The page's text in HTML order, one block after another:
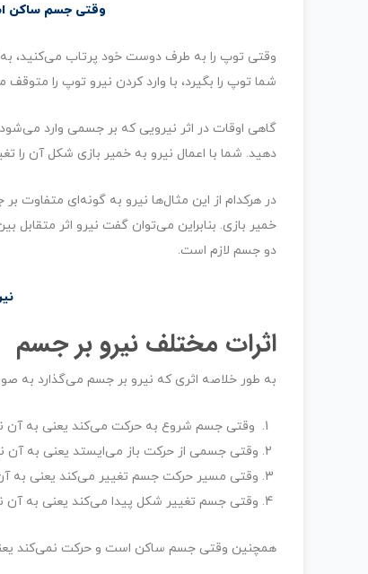
وقتی جسم ساکن
وقتی توپ را به طرف دوست خود پرتاب می‌کنید،
شما توپ را بگیرد، با وارد کردن نیرو توپ را
گاهی اوقات در اثر نیرویی که بر جسمی وارد
دهید. شما با اعمال نیرو به خمیر بازی شکل آن را
در هرکدام از این مثال‌ها نیرو به گونه‌ای
خمیر بازی. بنابراین می‌توان گفت نیرو اثر
دو جسم لازم است.
اثرات مختلف نیرو بر جسم
به طور خلاصه اثری که نیرو بر جسم می‌گذارد به
وقتی جسم شروع به حرکت می‌کند یعنی به آن
وقتی جسمی از حرکت باز می‌ایستد یعنی به آن
وقتی مسیر حرکت جسم تغییر می‌کند یعنی به
وقتی جسم تغییر شکل پیدا می‌کند یعنی به آن
همچنین وقتی جسم ساکن است و حرکت نمی‌کند